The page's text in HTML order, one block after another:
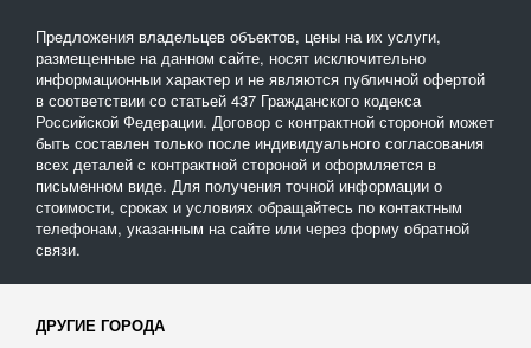
Предложения владельцев объектов, цены на их услуги,
размещенные на данном сайте, носят исключительно
информационныи характер и не являются публичной офертой
в соответствии со статьей 437 Гражданского кодекса
Российской Федерации. Договор с контрактной стороной может
быть составлен только после индивидуального согласования
всех деталей с контрактной стороной и оформляется в
письменном виде. Для получения точной информации о
стоимости, сроках и условиях обращайтесь по контактным
телефонам, указанным на сайте или через форму обратной
связи.
ДРУГИЕ ГОРОДА